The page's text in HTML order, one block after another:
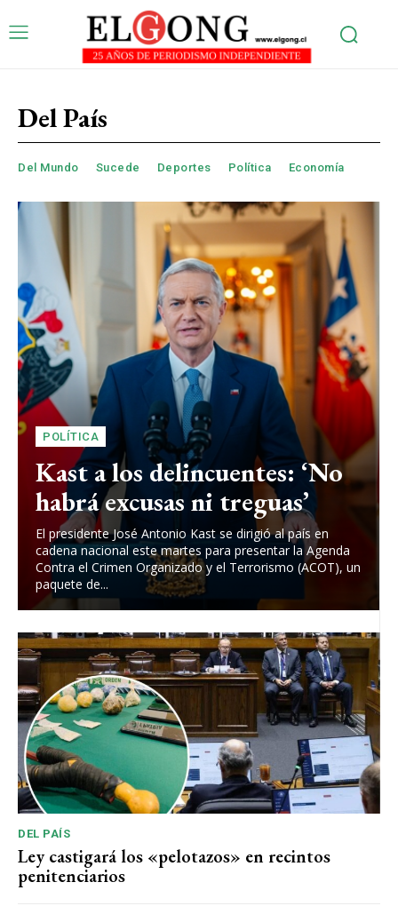
Del País
Del Mundo Sucede Deportes Política Economía
POLÍTICA
Kast a los delincuentes: ‘No
habrá excusas ni treguas’
El presidente José Antonio Kast se dirigió al país en
cadena nacional este martes para presentar la Agenda
Contra el Crimen Organizado y el Terrorismo (ACOT), un
paquete de...
DEL PAÍS
Ley castigará los «pelotazos» en recintos
penitenciarios